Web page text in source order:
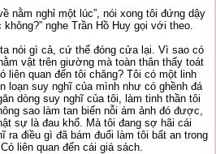
nằm nghỉ một lúc”, nói xong tôi đứng dậy
nghe Trần Hồ Huy gọi với theo.
nói gì cả, cứ thế đóng cửa lại. Vì sao có
vật trên giường mà toàn thân thấy toát
liên quan đến tôi chăng? Tôi có một linh
loạn suy nghĩ của mình như có ghềnh đá
dòng suy nghĩ của tôi, làm tinh thần tôi
sao làm tan biến nỗi ám ảnh đó được,
sự là đau khổ. Mà tôi đang sợ hãi cái
điều gì đã bám đuổi làm tôi bất an trong
liên quan đến cái giá sách.